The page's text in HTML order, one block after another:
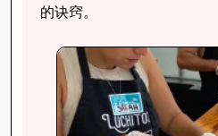
的诀窍。